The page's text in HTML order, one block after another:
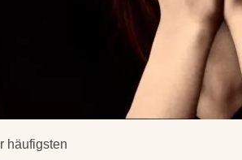
häufigsten